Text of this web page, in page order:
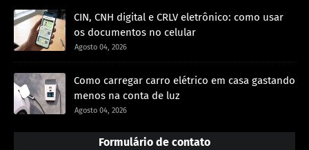
CIN, CNH digital e CRLV eletrônico: como usar
os documentos no celular
Agosto 04, 2026
Como carregar carro elétrico em casa gastando
menos na conta de luz
Agosto 04, 2026
Formulário de contato